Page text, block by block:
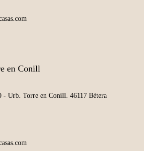
en Conill
- Urb. Torre en Conill. 46117 Bétera